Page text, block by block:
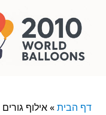
דף הבית»אילוף